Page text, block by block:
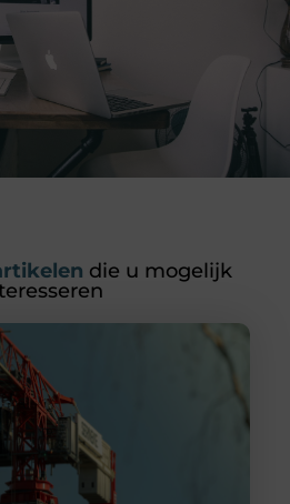
die u mogelijk